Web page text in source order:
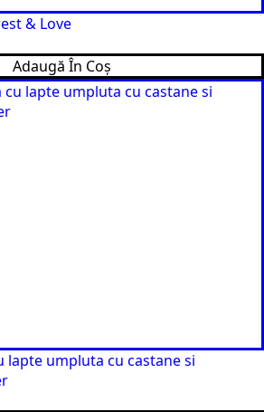
& Love
Adaugă În Coș
lapte umpluta cu castane si